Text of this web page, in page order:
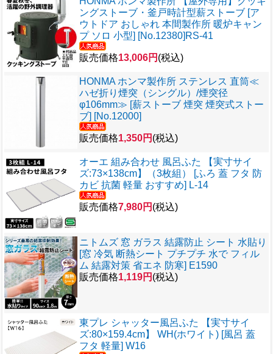
ングストーブ・釜戸時計型薪ストーブ [ア
ウトドア おしゃれ 本間製作所 暖炉キャン
プ ソロ 小型] [No.12380]RS-41
販売価格13,006円 (税込)
HONMA ホンマ製作所 ステンレス 直筒≪
ハゼ折り煙突（シングル）/煙突径
φ106mm≫ [薪ストーブ 煙突 煙突式ストー
ブ] [No.12000]
販売価格1,350円 (税込)
オーエ 組み合わせ 風呂ふた 【実寸サイ
ズ:73×138cm】（3枚組） [ふろ 蓋 フタ 防
カビ 抗菌 軽量 おすすめ] L-14
販売価格7,980円 (税込)
ニトムズ 窓 ガラス 結露防止 シート 水貼り
[窓 冷気 断熱シート プチプチ 水で フィル
ム 結露対策 省エネ 防寒] E1590
販売価格1,119円 (税込)
東プレ シャッター風呂ふた 【実寸サイ
ズ:80×159.4cm】 WH(ホワイト) [風呂 蓋
フタ 軽量] W16